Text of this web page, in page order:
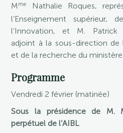
Mme
Nathalie Roques,
l’Enseignement
l’Innovation, et M. Patrick
adjoint à la sous-direction de
et de la recherche du
Programme
Vendredi 2 février (matinée)
Sous la présidence de M.
perpétuel de l’AIBL